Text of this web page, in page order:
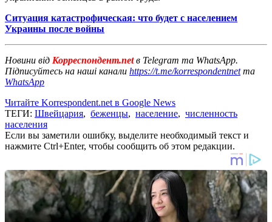
Ситуация катастрофическая: что будет с населением
Украины после войны
Новини від Корреспондент.netв Telegram та WhatsApp.
Підписуйтесь на наші канали https://t.me/korrespondentnetта
WhatsApp
Читайте Korrespondent.net в Google News
ТЕГИ: Швейцария, беженцы, население, численность
населения
Если вы заметили ошибку, выделите необходимый текст и
нажмите Ctrl+Enter, чтобы сообщить об этом редакции.